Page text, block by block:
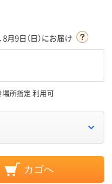
月9日（日）にお届け
場所指定 利用可
カゴへ